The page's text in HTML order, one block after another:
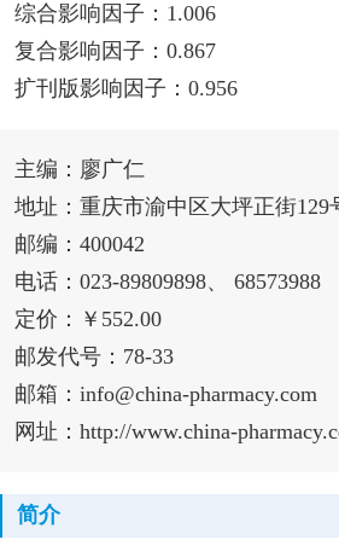
综合影响因子：1.006
复合影响因子：0.867
扩刊版影响因子：0.956
主编：廖广仁
地址：重庆市渝中区大坪正街129
邮编：400042
电话：023-89809898、 68573988
定价：￥552.00
邮发代号：78-33
邮箱：info@china-pharmacy.com
网址：http://www.china-
简介